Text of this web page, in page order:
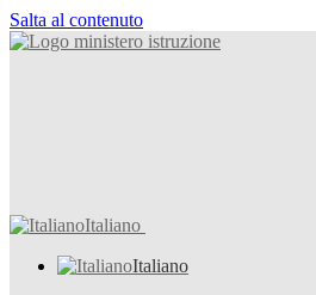
Salta al contenuto
Italiano
Italiano